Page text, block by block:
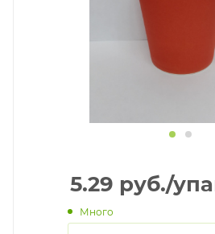
5.29 руб./
Много